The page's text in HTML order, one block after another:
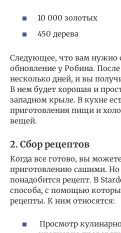
10 000 золотых
450 дерева
Следующее, что вам нужно
обновление у Робина.
несколько дней, и вы
В нем будет хорошая и
западном крыле. В кухне
приготовления пищи и
вещей.
2. Сбор рецептов
Когда все готово, вы
приготовлению сашими. Но
понадобится рецепт. В
способа, с помощью
рецепты. К ним относятся:
Просмотр